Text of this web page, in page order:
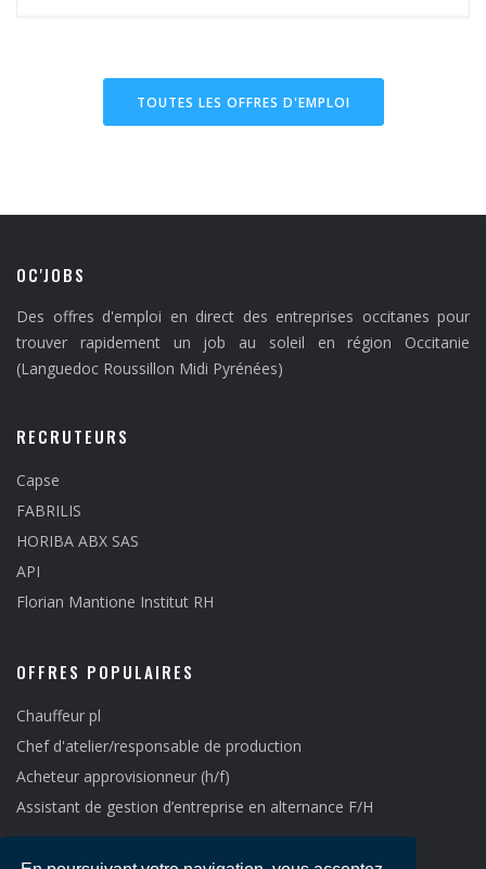
TOUTES LES OFFRES D'EMPLOI
OC'JOBS
Des offres d'emploi en direct des entreprises occitanes pour
trouver rapidement un job au soleil en région Occitanie
(Languedoc Roussillon Midi Pyrénées)
RECRUTEURS
Capse
FABRILIS
HORIBA ABX SAS
API
Florian Mantione Institut RH
OFFRES POPULAIRES
Chauffeur pl
Chef d'atelier/responsable de production
Acheteur approvisionneur (h/f)
Assistant de gestion d’entreprise en alternance F/H